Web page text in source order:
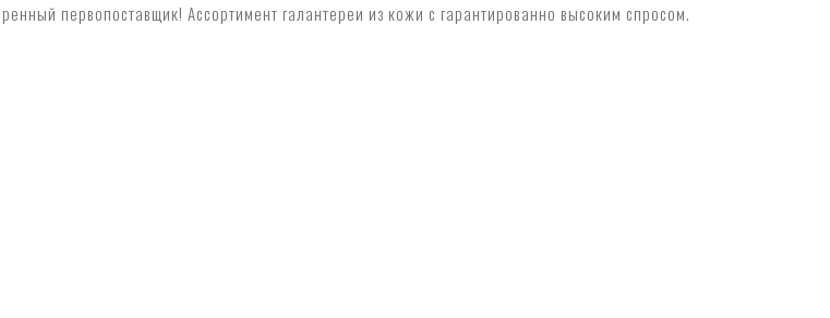
первопоставщик! Ассортимент галантереи из кожи с гарантированно высоким спросом.